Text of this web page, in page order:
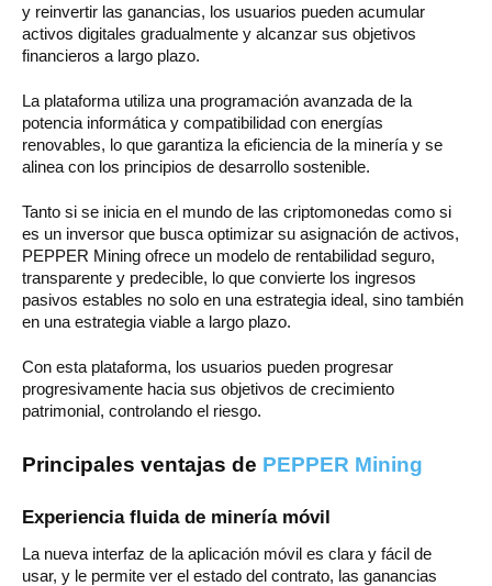
y reinvertir las ganancias, los usuarios pueden acumular
activos digitales gradualmente y alcanzar sus objetivos
financieros a largo plazo.
La plataforma utiliza una programación avanzada de la
potencia informática y compatibilidad con energías
renovables, lo que garantiza la eficiencia de la minería y se
alinea con los principios de desarrollo sostenible.
Tanto si se inicia en el mundo de las criptomonedas como si
es un inversor que busca optimizar su asignación de activos,
PEPPER Mining ofrece un modelo de rentabilidad seguro,
transparente y predecible, lo que convierte los ingresos
pasivos estables no solo en una estrategia ideal, sino también
en una estrategia viable a largo plazo.
Con esta plataforma, los usuarios pueden progresar
progresivamente hacia sus objetivos de crecimiento
patrimonial, controlando el riesgo.
Principales ventajas de PEPPER Mining
Experiencia fluida de minería móvil
La nueva interfaz de la aplicación móvil es clara y fácil de
usar, y le permite ver el estado del contrato, las ganancias